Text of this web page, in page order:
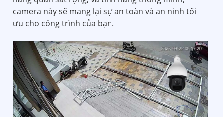
camera này sẽ mang lại sự an toàn và an ninh tối
ưu cho công trình của bạn.